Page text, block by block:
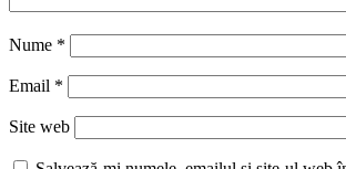
Nume *
Email *
Site web